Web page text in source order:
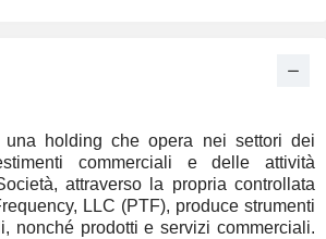
una holding che opera nei settori dei
commerciali e delle attività
attraverso la propria controllata
LLC (PTF), produce strumenti
nonché prodotti e servizi commerciali.